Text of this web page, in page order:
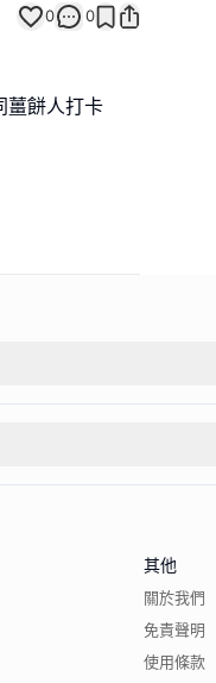
0 0
薑餅人打卡
其他
關於我們
免責聲明
使用條款